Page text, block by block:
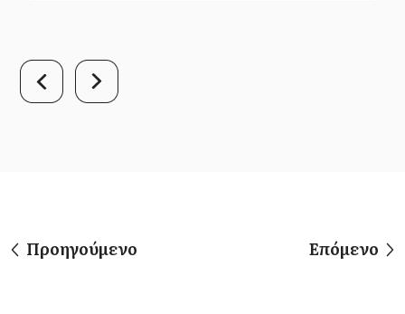
Προηγούμενο Επόμενο